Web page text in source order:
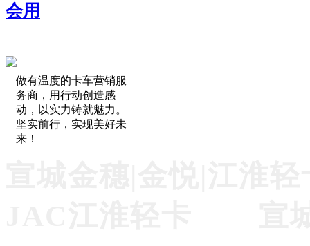
会用
做有温度的卡车营销服
务商，用行动创造感
动，以实力铸就魅力。
坚实前行，实现美好未
来！